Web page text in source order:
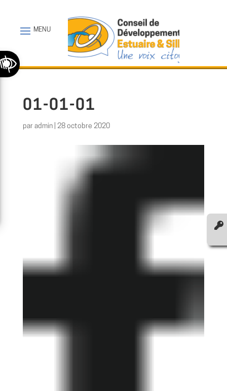
la barre d’outils
01-01-01
par admin| 28 octobre 2020